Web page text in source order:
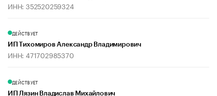
ИНН: 352520259324
ДЕЙСТВУЕТ
ИП Тихомиров Александр Владимирович
ИНН: 471702985370
ДЕЙСТВУЕТ
ИП Лязин Владислав Михайлович